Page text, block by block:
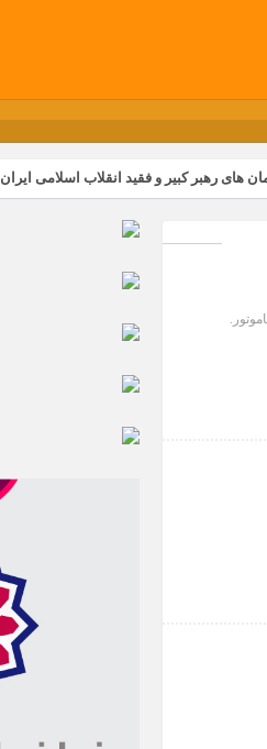
های رهبر کبیر و فقید انقلاب اسلامی ایران
گل کوچک جهان شرکت کرد